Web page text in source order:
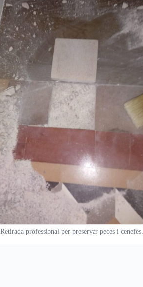
Retirada professional per preservar peces i cenefes.